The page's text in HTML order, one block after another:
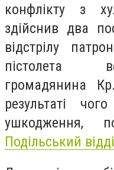
конфлікту з
здійснив два
відстрілу
пістолета
громадянина
результаті
ушкодження,
Подільський